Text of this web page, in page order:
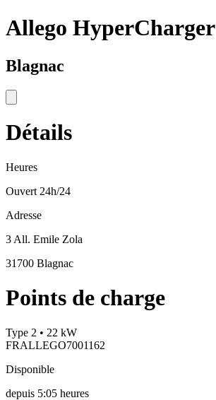
Allego HyperCharger
Blagnac
Détails
Heures
Ouvert 24h/24
Adresse
3 All. Emile Zola
31700 Blagnac
Points de charge
Type 2 • 22 kW
FRALLEGO7001162
Disponible
depuis 5:05 heures